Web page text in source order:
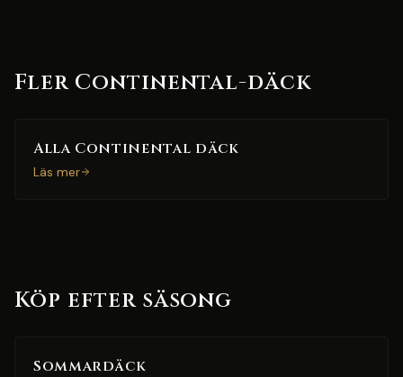
Fler Continental-däck
Alla Continental däck
Läs mer
Köp efter säsong
Sommardäck